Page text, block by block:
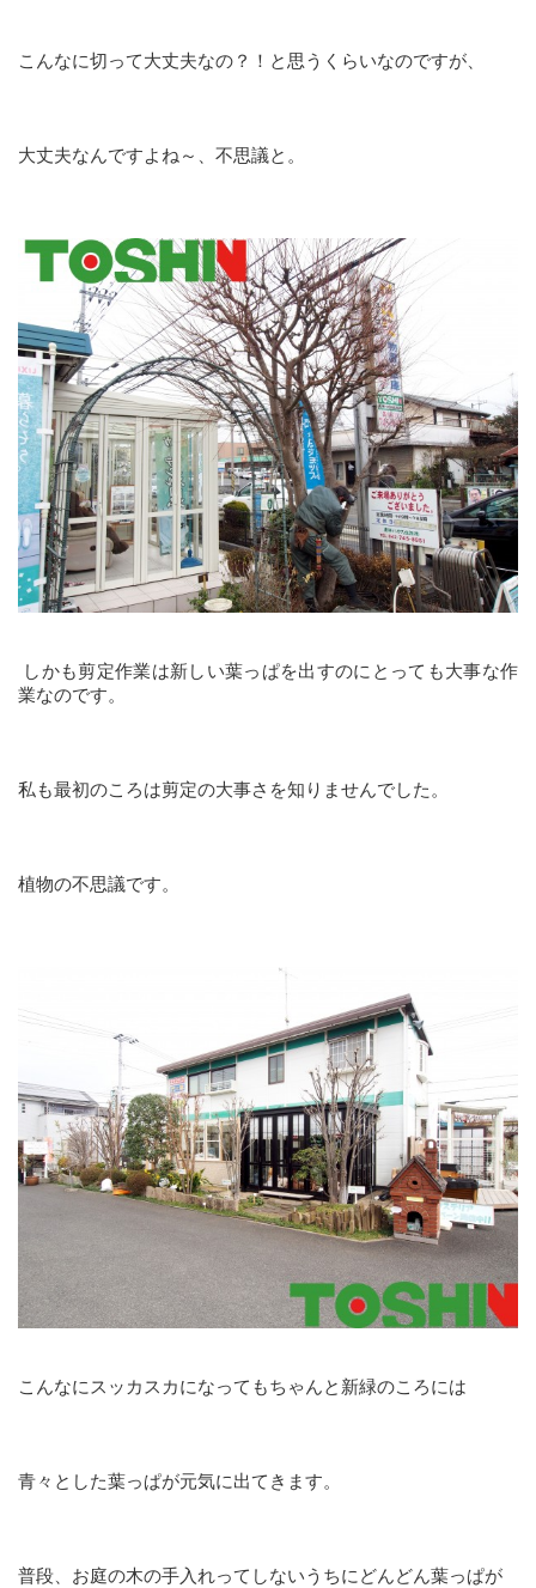
こんなに切って大丈夫なの？！と思うくらいなのですが、
大丈夫なんですよね～、不思議と。
しかも剪定作業は新しい葉っぱを出すのにとっても大事な作
業なのです。
私も最初のころは剪定の大事さを知りませんでした。
植物の不思議です。
こんなにスッカスカになってもちゃんと新緑のころには
青々とした葉っぱが元気に出てきます。
普段、お庭の木の手入れってしないうちにどんどん葉っぱが